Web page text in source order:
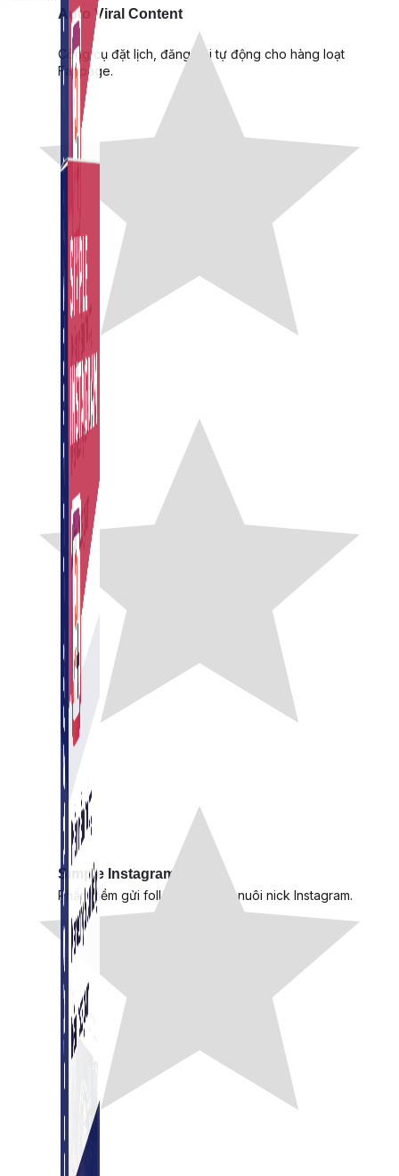
Simple Instagram
Phần mềm gửi follow, nhắn tin, nuôi nick Instagram.
Auto Viral Content
Công cụ đặt lịch, đăng bài tự động cho hàng loạt
Fanpage.